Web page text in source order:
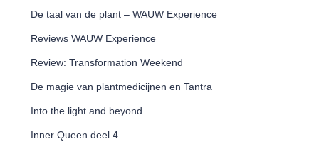
De taal van de plant – WAUW Experience
Reviews WAUW Experience
Review: Transformation Weekend
De magie van plantmedicijnen en Tantra
Into the light and beyond
Inner Queen deel 4